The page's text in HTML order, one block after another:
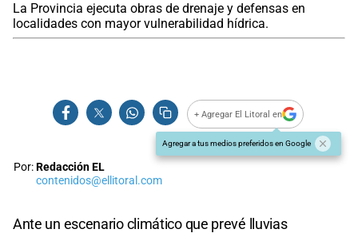
La Provincia ejecuta obras de drenaje y defensas en
localidades con mayor vulnerabilidad hídrica.
+ Agregar El Litoral en
Agregar a tus medios preferidos en Google
Por:Redacción EL
contenidos@ellitoral.com
Ante un escenario climático que prevé lluvias